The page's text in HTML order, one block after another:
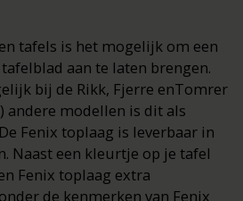
tafels is het mogelijk om een
aan te laten brengen.
bij de Rikk, Fjerre enTomrer
andere modellen is dit als
Fenix toplaag is leverbaar in
Naast een kleurtje op je tafel
Fenix toplaag extra
de kenmerken van Fenix